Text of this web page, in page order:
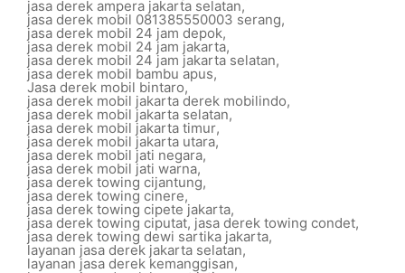
jasa derek ampera jakarta selatan,
jasa derek mobil 081385550003 serang,
jasa derek mobil 24 jam depok,
jasa derek mobil 24 jam jakarta,
jasa derek mobil 24 jam jakarta selatan,
jasa derek mobil bambu apus,
Jasa derek mobil bintaro,
jasa derek mobil jakarta derek mobilindo,
jasa derek mobil jakarta selatan,
jasa derek mobil jakarta timur,
jasa derek mobil jakarta utara,
jasa derek mobil jati negara,
jasa derek mobil jati warna,
jasa derek towing cijantung,
jasa derek towing cinere,
jasa derek towing cipete jakarta,
jasa derek towing ciputat, jasa derek towing condet,
jasa derek towing dewi sartika jakarta,
layanan jasa derek jakarta selatan,
layanan jasa derek kemanggisan,